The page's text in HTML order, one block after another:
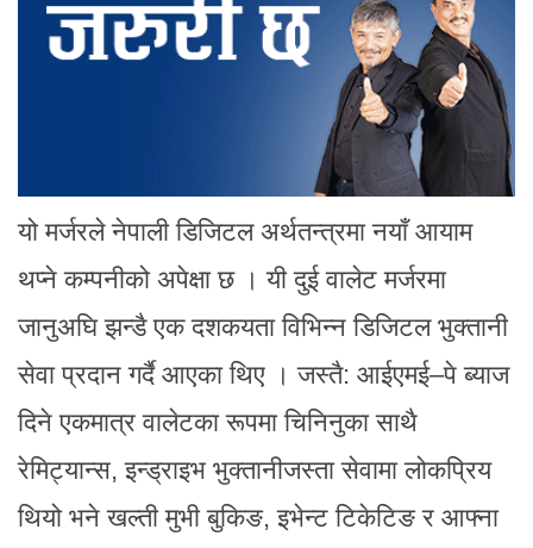
यो मर्जरले नेपाली डिजिटल अर्थतन्त्रमा नयाँ आयाम
थप्ने कम्पनीको अपेक्षा छ । यी दुई वालेट मर्जरमा
जानुअघि झन्डै एक दशकयता विभिन्न डिजिटल भुक्तानी
सेवा प्रदान गर्दै आएका थिए । जस्तै: आईएमई–पे ब्याज
दिने एकमात्र वालेटका रूपमा चिनिनुका साथै
रेमिट्यान्स, इन्ड्राइभ भुक्तानीजस्ता सेवामा लोकप्रिय
थियो भने खल्ती मुभी बुकिङ, इभेन्ट टिकेटिङ र आफ्ना